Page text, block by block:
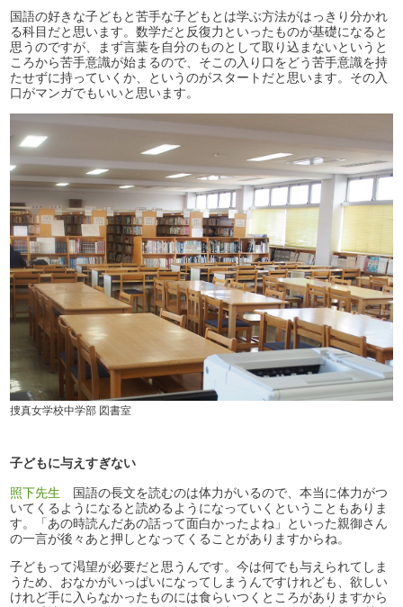
国語の好きな子どもと苦手な子どもとは学ぶ方法がはっきり分かれ
る科目だと思います。数学だと反復力といったものが基礎になると
思うのですが、まず言葉を自分のものとして取り込まないというと
ころから苦手意識が始まるので、そこの入り口をどう苦手意識を持
たせずに持っていくか、というのがスタートだと思います。その入
口がマンガでもいいと思います。
捜真女学校中学部 図書室
子どもに与えすぎない
照下先生 国語の長文を読むのは体力がいるので、本当に体力がつ
いてくるようになると読めるようになっていくということもありま
す。「あの時読んだあの話って面白かったよね」といった親御さん
の一言が後々あと押しとなってくることがありますからね。
子どもって渇望が必要だと思うんです。今は何でも与えられてしま
うため、おなかがいっぱいになってしまうんですけれども、欲しい
けれど手に入らなかったものには食らいつくところがありますから